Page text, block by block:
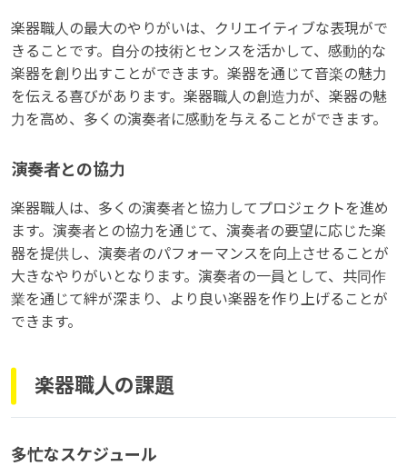
楽器職人の最大のやりがいは、クリエイティブな表現がで
きることです。自分の技術とセンスを活かして、感動的な
楽器を創り出すことができます。楽器を通じて音楽の魅力
を伝える喜びがあります。楽器職人の創造力が、楽器の魅
力を高め、多くの演奏者に感動を与えることができます。
演奏者との協力
楽器職人は、多くの演奏者と協力してプロジェクトを進め
ます。演奏者との協力を通じて、演奏者の要望に応じた楽
器を提供し、演奏者のパフォーマンスを向上させることが
大きなやりがいとなります。演奏者の一員として、共同作
業を通じて絆が深まり、より良い楽器を作り上げることが
できます。
楽器職人の課題
多忙なスケジュール